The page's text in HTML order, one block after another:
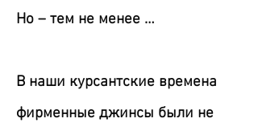
Но – тем не менее …
В наши курсантские времена
фирменные джинсы были не